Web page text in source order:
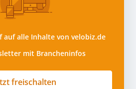
auf alle Inhalte von velobiz.de
mit Brancheninfos
freischalten